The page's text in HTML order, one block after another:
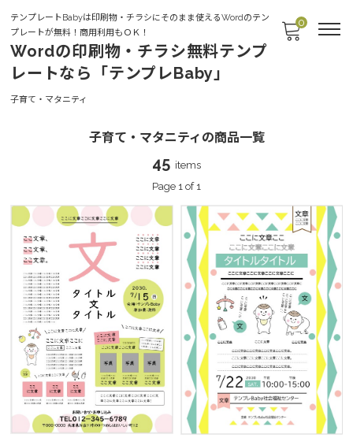
テンプレートBabyは印刷物・チラシにそのまま使えるWordのテン
プレートが無料！商用利用もＯＫ！
Wordの印刷物・チラシ無料テンプ
レートなら「テンプレBaby」
0
Parenting
子育て・マタニティ
子育て・マタニティの商品一覧
45 items
Page 1 of 1